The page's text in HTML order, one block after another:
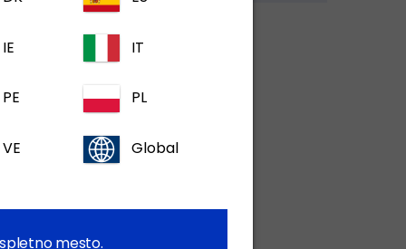
do:
o proizvodu in bolezni
Naše BREZPLAČNE platforme za e-
IE IT
PE PL
VE Global
mesto.